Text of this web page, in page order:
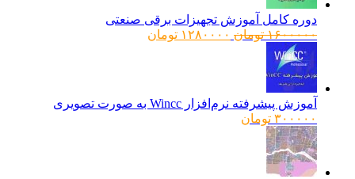
دوره کامل آموزش تجهیزات برقی صنعتی
۱۶۰۰۰۰۰ تومانقیمت
۱۲۸۰۰۰۰ تومانقیمت
آموزش پیشرفته نرم‌افزار Wincc به صورت تصویری
۳۰۰۰۰۰ تومان